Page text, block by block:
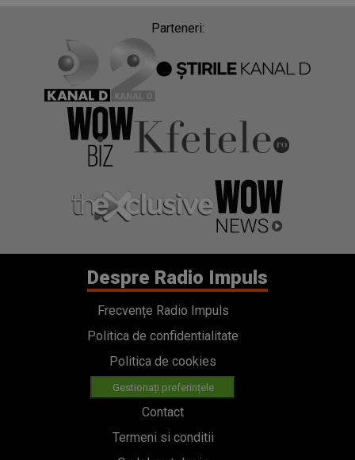
Parteneri:
Despre Radio Impuls
Frecvențe Radio Impuls
Politica de confidentialitate
Politica de cookies
Gestionați preferințele
Contact
Termeni si conditii